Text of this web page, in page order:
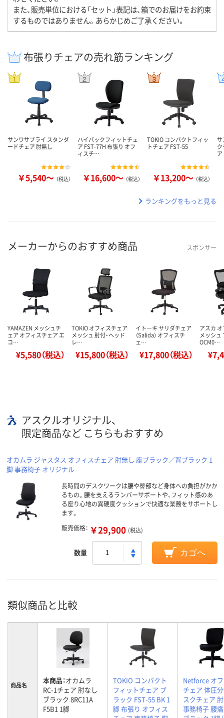
また、販売単位における「セット」表記は、箱でのお届けをお約束
するものではありません。あらかじめご了承ください。
布張りチェアの売れ筋ランキング
サンワサプライ スタンダ
ードチェア 肘無し
￥5,540～ （税込）
ハイバックフィットチェ
ア FST-77H 布張り オフ
ィスチ…
￥16,600～ （税込）
TOKIO コンパクトフィッ
トチェア FST-55
￥13,200～ （税込）
サ
ア
ランキングをもっと見る
メーカーからのおすすめ商品 スポンサー
YAMAZEN メッシュチ
ェア オフィスチェア エ
コ…
¥5,580（税込）
TOKIO オフィスチェア
メッシュ 肘付・ヘッド
レ…
¥15,800（税込）
イトーキ サリダチェア
（Salida） オフィスチ
ェ…
¥17,800（税込）
アスカ
メッシュ
OCM0…
アスクルオリジナル、
限定商品など こちらもおすすめ
オカムラ ジャスタス オフィスチェア 肘無し 座ブラック／背ブラック 1
脚 事務椅子 オリジナル
長時間のデスクワークは腰や臀部など身体への負担がかか
るもの。腰を支えるランバーサポートや、フィット感のあ
る座り心地の異硬度クッションで快適な業務をサポートし
ます。
販売価格： ￥29,900 (税込)
数量 カゴへ
類似商品と比較
商品名 本商品：オカムラ
RC-1チェア 肘なし
ブラック 8RC11A
F5B1 1脚
TOKIO コンパクト
フィットチェア ブ
ラック FST-55 BK 1
脚 布張り オフィス
Netforce オ
チェア 体圧
スクチェア
事務椅子 腰